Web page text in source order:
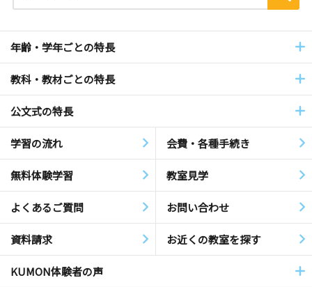
年齢・学年ごとの特長
教科・教材ごとの特長
公文式の特長
学習の流れ 会費・各種手続き
無料体験学習 教室見学
よくあるご質問 お問い合わせ
資料請求 お近くの教室を探す
KUMON体験者の声